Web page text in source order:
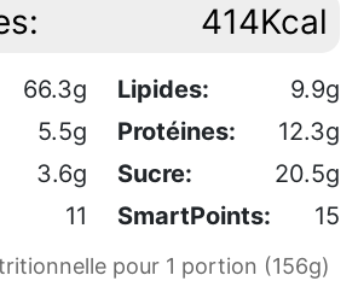
414Kcal
66.3g Lipides:
9.9g
5.5g Protéines:
12.3g
3.6g Sucre:
20.5g
11 SmartPoints: 15
pour 1 portion (156g)